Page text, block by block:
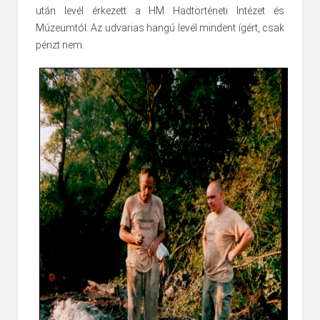
után levél érkezett a HM Hadtörténeti Intézet és
Múzeumtól. Az udvarias hangú levél mindent ígért, csak
pénzt nem.